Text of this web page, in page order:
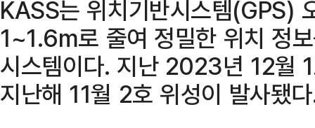
KASS는 위치기반시스템(GPS)
1~1.6m로 줄여 정밀한 위치 정
시스템이다. 지난 2023년 12월
지난해 11월 2호 위성이 발사됐